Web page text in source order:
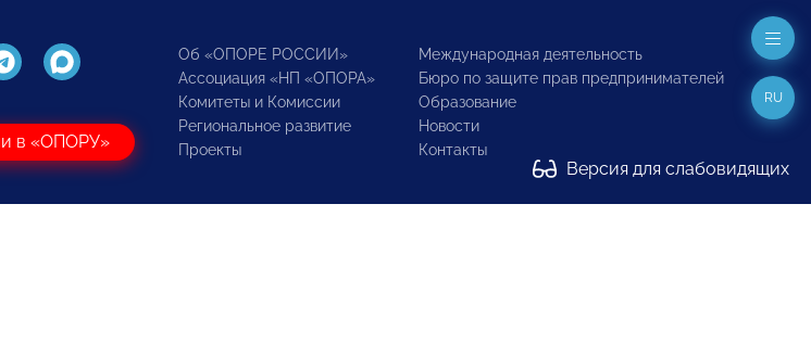
в «ОПОРУ»
Об «ОПОРЕ РОССИИ»
Ассоциация «НП «ОПОРА»
Комитеты и Комиссии
Региональное развитие
Проекты
Международная деятельность
Бюро по защите прав предпринимателей
Образование
Новости
Контакты
Версия для слабовидящих
RU